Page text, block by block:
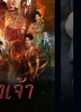
ส่วนกลางวันเป็น
นบ่อยแล้วนะ